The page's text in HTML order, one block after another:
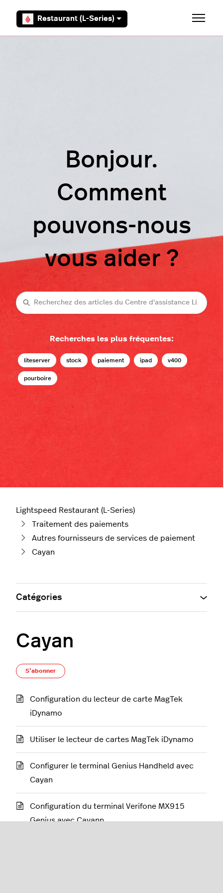
Restaurant (L-Series) Ouvrir/
Bonjour.
Comment
pouvons-nous
vous aider ?
Recherche
Recherches les plus fréquentes:
liteserver stock paiement ipad v400
pourboire
Lightspeed Restaurant (L-Series)
Traitement des paiements
Autres fournisseurs de services de paiement
Cayan
Cayan
S’abonner
Configuration du lecteur de carte MagTek
iDynamo
Utiliser le lecteur de cartes MagTek iDynamo
Configurer le terminal Genius Handheld avec
Cayan
Configuration du terminal Verifone MX915
Genius avec Cayann
Catégories